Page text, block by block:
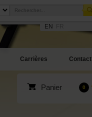
EN
Carrières Contact
Panier 0